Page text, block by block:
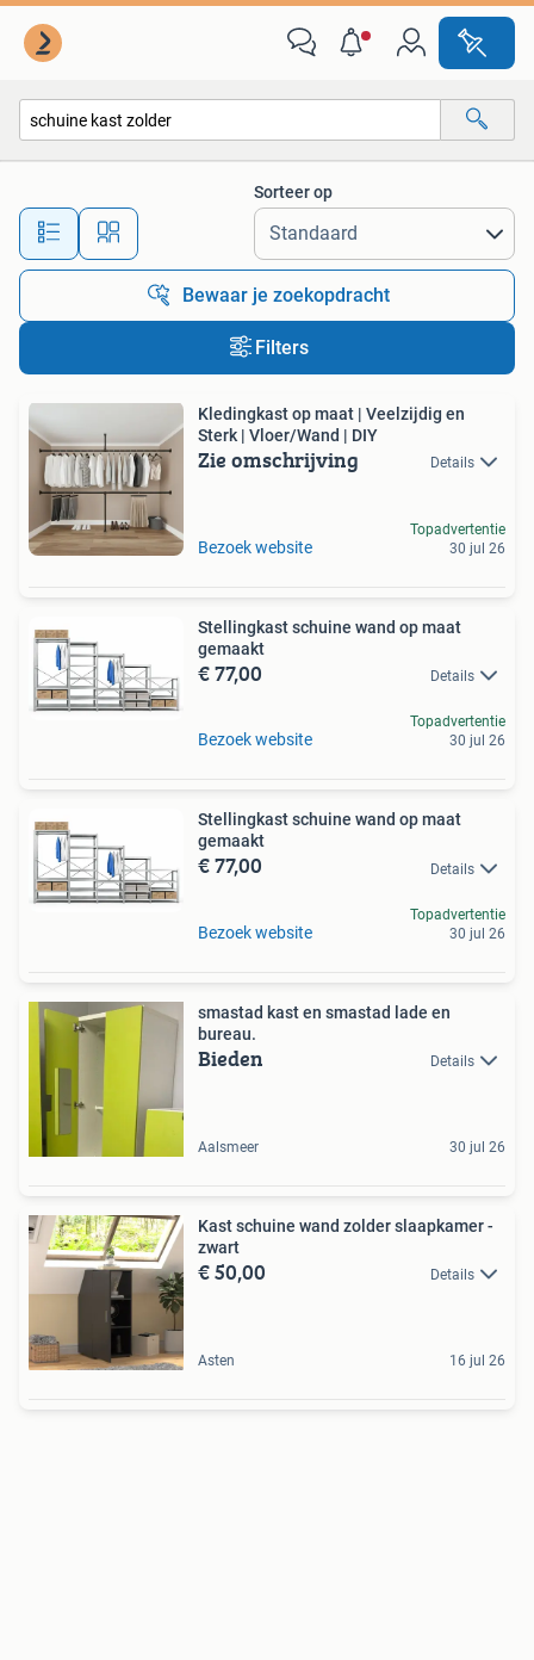
Alle afstanden…
Sorteer op
Bewaar je zoekopdracht
Filters
Kledingkast op maat | Veelzijdig en
Sterk | Vloer/Wand | DIY
Zie omschrijving Details
Bezoek website
Topadvertentie
30 jul 26
Stellingkast schuine wand op maat
gemaakt
€ 77,00 Details
Bezoek website
Topadvertentie
30 jul 26
Stellingkast schuine wand op maat
gemaakt
€ 77,00 Details
Bezoek website
Topadvertentie
30 jul 26
smastad kast en smastad lade en
bureau.
Bieden Details
Aalsmeer 30 jul 26
Kast schuine wand zolder slaapkamer -
zwart
€ 50,00 Details
Asten 16 jul 26